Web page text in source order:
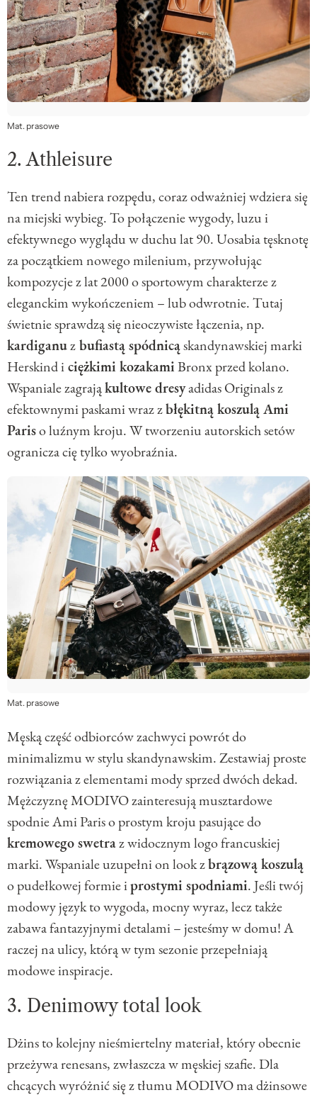
Mat. prasowe
2. Athleisure
Ten trend nabiera rozpędu, coraz odważniej wdziera się
na miejski wybieg. To połączenie wygody, luzu i
efektywnego wyglądu w duchu lat 90. Uosabia tęsknotę
za początkiem nowego milenium, przywołując
kompozycje z lat 2000 o sportowym charakterze z
eleganckim wykończeniem – lub odwrotnie. Tutaj
świetnie sprawdzą się nieoczywiste łączenia, np.
kardiganuzbufiastą spódnicąskandynawskiej marki
Herskind iciężkimi kozakamiBronx przed kolano.
Wspaniale zagrająkultowe dresyadidas Originals z
efektownymi paskami wraz zbłękitną koszulą Ami
Pariso luźnym kroju. W tworzeniu autorskich setów
ogranicza cię tylko wyobraźnia.
Mat. prasowe
Męską część odbiorców zachwyci powrót do
minimalizmu w stylu skandynawskim. Zestawiaj proste
rozwiązania z elementami mody sprzed dwóch dekad.
Mężczyznę MODIVO zainteresują musztardowe
spodnie Ami Paris o prostym kroju pasujące do
kremowego swetraz widocznym logo francuskiej
marki. Wspaniale uzupełni on look zbrązową koszulą
o pudełkowej formie iprostymi spodniami. Jeśli twój
modowy język to wygoda, mocny wyraz, lecz także
zabawa fantazyjnymi detalami – jesteśmy w domu! A
raczej na ulicy, którą w tym sezonie przepełniają
modowe inspiracje.
3. Denimowy total look
Dżins to kolejny nieśmiertelny materiał, który obecnie
przeżywa renesans, zwłaszcza w męskiej szafie. Dla
chcących wyróżnić się z tłumu MODIVO ma dżinsowe